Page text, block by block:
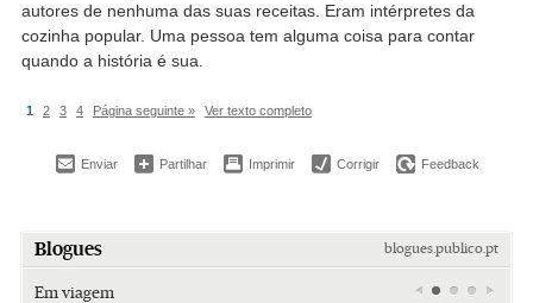
autores de nenhuma das suas receitas. Eram intérpretes da
cozinha popular. Uma pessoa tem alguma coisa para contar
quando a história é sua.
1 2 3 4 Página seguinte » Ver texto completo
Enviar Partilhar Imprimir Corrigir Feedback
Blogues blogues.publico.pt
Em viagem